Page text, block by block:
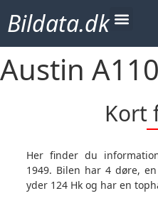
Bildata.dk
Austin A110
Kort
Her finder du
1949. Bilen har 4 døre, en motorstørrelse på 3992 cc,